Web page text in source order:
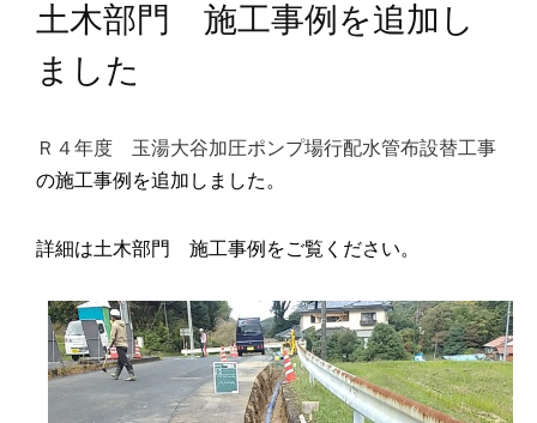
土木部門 施工事例を追加し
ました
Ｒ４年度 玉湯大谷加圧ポンプ場行配水管布設替工事
の施工事例を追加しました。
詳細は土木部門 施工事例をご覧ください。